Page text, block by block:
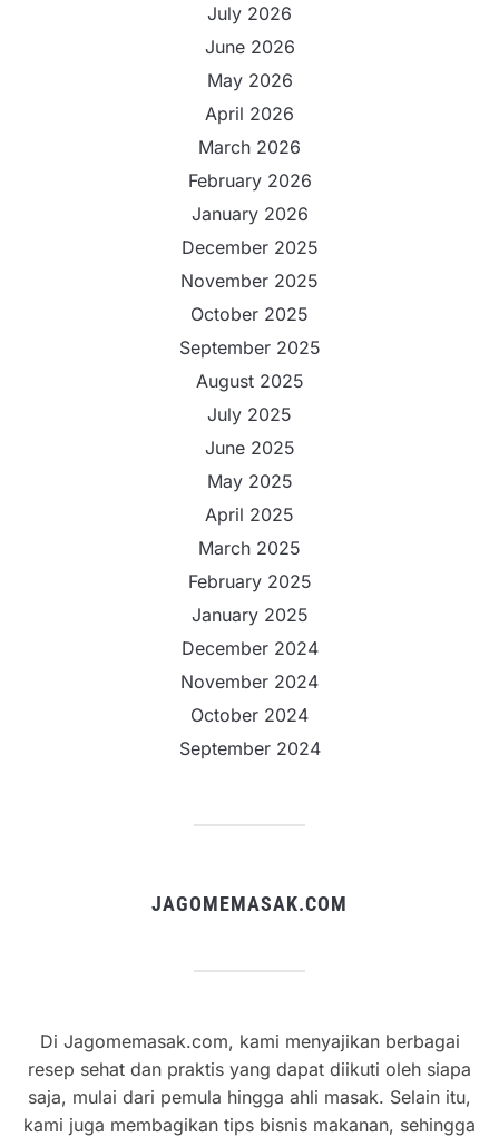
July 2026
June 2026
May 2026
April 2026
March 2026
February 2026
January 2026
December 2025
November 2025
October 2025
September 2025
August 2025
July 2025
June 2025
May 2025
April 2025
March 2025
February 2025
January 2025
December 2024
November 2024
October 2024
September 2024
JAGOMEMASAK.COM
Di Jagomemasak.com, kami menyajikan berbagai
resep sehat dan praktis yang dapat diikuti oleh siapa
saja, mulai dari pemula hingga ahli masak. Selain itu,
kami juga membagikan tips bisnis makanan, sehingga